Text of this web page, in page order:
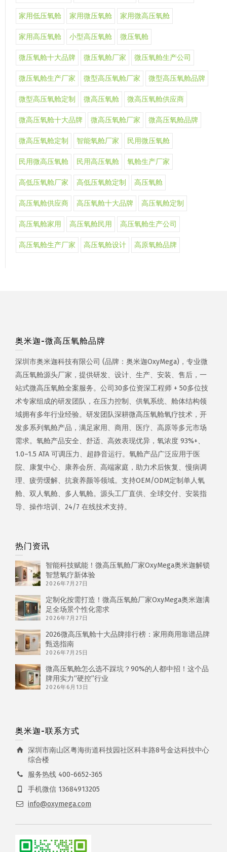
家用低压氧舱 家用微压氧舱 家用微高压氧舱
家用高压氧舱 小型高压氧舱 微压氧舱
微压氧舱十大品牌 微压氧舱厂家 微压氧舱生产公司
微压氧舱生产厂家 微型高压氧舱厂家 微型高压氧舱品牌
微型高压氧舱定制 微高压氧舱 微高压氧舱供应商
微高压氧舱十大品牌 微高压氧舱厂家 微高压氧舱品牌
微高压氧舱定制 智能氧舱厂家 民用微压氧舱
民用微高压氧舱 民用高压氧舱 氧舱生产厂家
高低压氧舱厂家 高低压氧舱定制 高压氧舱
高压氧舱供应商 高压氧舱十大品牌 高压氧舱定制
高压氧舱家用 高压氧舱民用 高压氧舱生产公司
高压氧舱生产厂家 高压氧舱设计 高原氧舱品牌
奥米迦-微高压氧舱品牌
深圳市奥米迦科技有限公司 (品牌：奥米迦OxyMega)，专业微
高压氧舱源头厂家，提供研发、设计、生产、安装、售后，一
站式微高压氧舱全案服务。公司30多位资深工程师 + 50多位技
术专家组成的研发团队，在压力控制、供氧系统、舱体结构领
域拥有多年行业经验。研发团队深耕微高压氧舱氧疗技术，开
发多系列氧舱产品，满足家用、商用、医疗、高原等多元市场
需求。氧舱产品安全、舒适、高效表现优异，氧浓度 93%+、
1.0–1.5 ATA 可调压力、超静音运行。氧舱产品广泛应用于医
院、康复中心、康养会所、高端家庭，助力术后恢复、慢病调
理、疲劳缓解、抗衰养颜等领域。支持OEM/ODM定制单人氧
舱、双人氧舱、多人氧舱。源头工厂直供、全球交付、安装指
导、操作培训、24/7 在线技术支持。
热门资讯
智能科技赋能！微高压氧舱厂家OxyMega奥米迦解锁
智慧氧疗新体验
2026年7月27日
定制化按需打造！微高压氧舱厂家OxyMega奥米迦满
足全场景个性化需求
2026年7月27日
2026微高压氧舱十大品牌排行榜：家用商用靠谱品牌
甄选指南
2026年7月25日
微高压氧舱怎么选不踩坑？90%的人都中招！这个品
牌用实力“硬控”行业
2026年6月13日
奥米迦-联系方式
深圳市南山区粤海街道科技园社区科丰路8号金达科技中心
综合楼
服务热线 400-6652-365
手机微信 13684913205
info@oxymega.com